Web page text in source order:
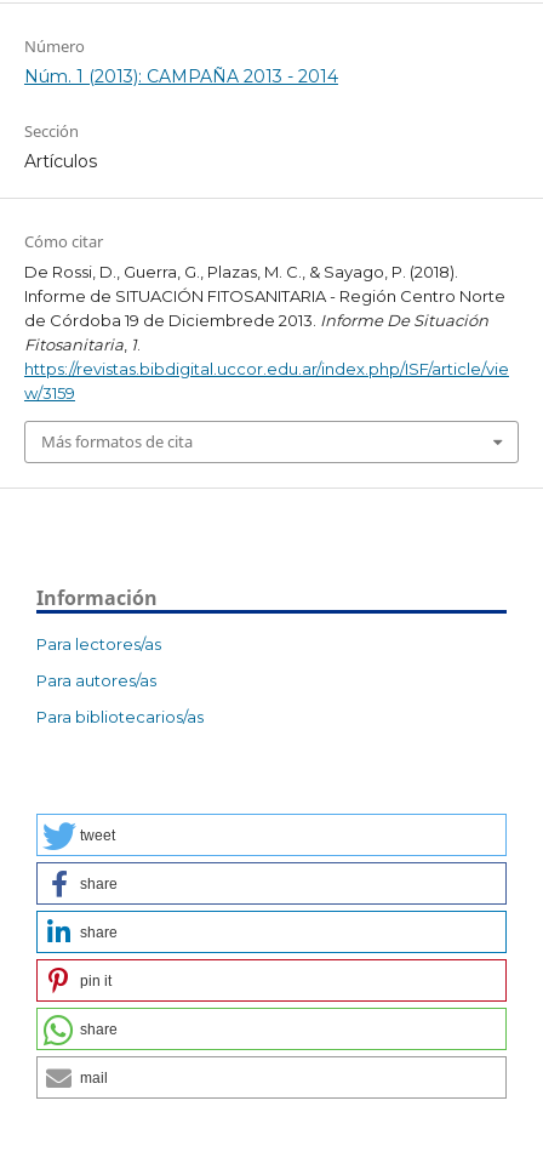
Número
Núm. 1 (2013): CAMPAÑA 2013 - 2014
Sección
Artículos
Cómo citar
De Rossi, D., Guerra, G., Plazas, M. C., & Sayago, P. (2018).
Informe de SITUACIÓN FITOSANITARIA - Región Centro Norte
de Córdoba 19 de Diciembrede 2013. Informe De Situación
Fitosanitaria, 1.
https://revistas.bibdigital.uccor.edu.ar/index.php/ISF/article/vie
w/3159
Más formatos de cita
Información
Para lectores/as
Para autores/as
Para bibliotecarios/as
tweet
share
share
pin it
share
mail